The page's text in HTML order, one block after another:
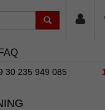
FAQ
30 235 949 085